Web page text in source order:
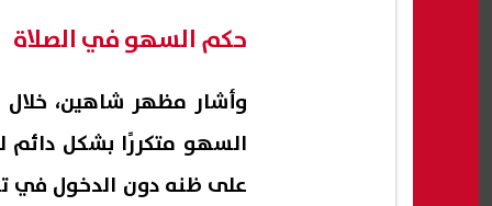
حكم السهو في الصلاة
وأشار مظهر شاهين، خلال
السهو متكررًا بشكل دائم
على ظنه دون الدخول في